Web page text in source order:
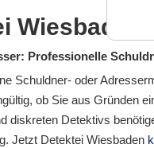
Wiesbaden*
Professionelle
Schuldner- oder
ob Sie aus Gründen
diskreten Detektivs
Jetzt Detektei Wiesbaden